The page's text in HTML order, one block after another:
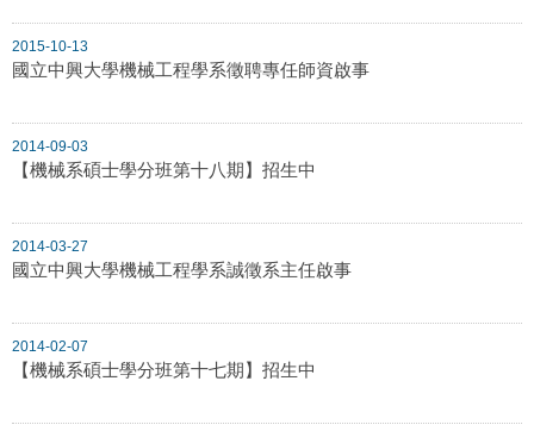
2015-10-13
國立中興大學機械工程學系徵聘專任師資啟事
2014-09-03
【機械系碩士學分班第十八期】招生中
2014-03-27
國立中興大學機械工程學系誠徵系主任啟事
2014-02-07
【機械系碩士學分班第十七期】招生中